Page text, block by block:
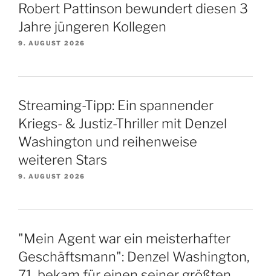
Robert Pattinson bewundert diesen 3
Jahre jüngeren Kollegen
9. AUGUST 2026
Streaming-Tipp: Ein spannender
Kriegs- & Justiz-Thriller mit Denzel
Washington und reihenweise
weiteren Stars
9. AUGUST 2026
"Mein Agent war ein meisterhafter
Geschäftsmann": Denzel Washington,